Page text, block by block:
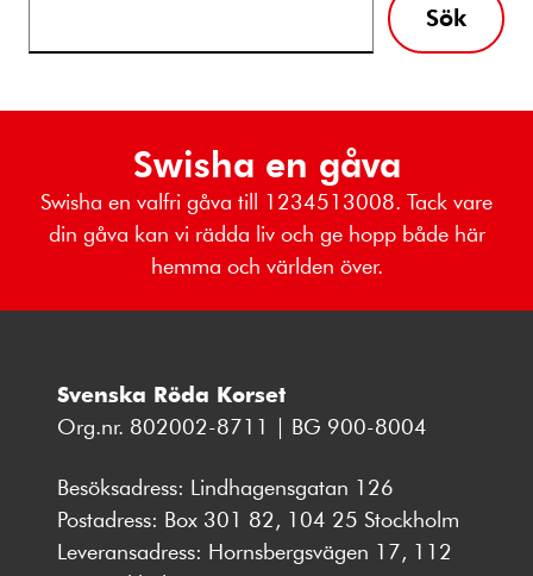
Sök
Swisha en gåva
Swisha en valfri gåva till 1234513008. Tack vare
din gåva kan vi rädda liv och ge hopp både här
hemma och världen över.
Svenska Röda Korset
Org.nr. 802002-8711 | BG 900-8004
Besöksadress: Lindhagensgatan 126
Postadress: Box 301 82, 104 25 Stockholm
Leveransadress: Hornsbergsvägen 17, 112